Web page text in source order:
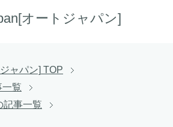
オートジャパン]
ャパン] TOP
一覧
記事一覧